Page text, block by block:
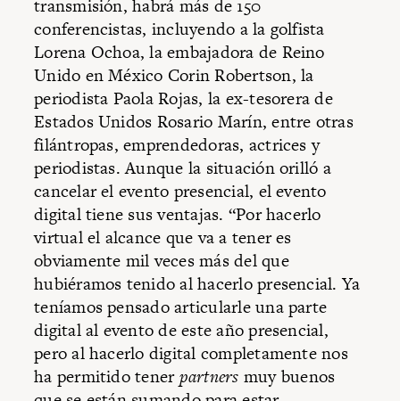
transmisión, habrá más de 150
conferencistas, incluyendo a la golfista
Lorena Ochoa, la embajadora de Reino
Unido en México Corin Robertson, la
periodista Paola Rojas, la ex-tesorera de
Estados Unidos Rosario Marín, entre otras
filántropas, emprendedoras, actrices y
periodistas. Aunque la situación orilló a
cancelar el evento presencial, el evento
digital tiene sus ventajas. “Por hacerlo
virtual el alcance que va a tener es
obviamente mil veces más del que
hubiéramos tenido al hacerlo presencial. Ya
teníamos pensado articularle una parte
digital al evento de este año presencial,
pero al hacerlo digital completamente nos
ha permitido tenerpartners muy buenos